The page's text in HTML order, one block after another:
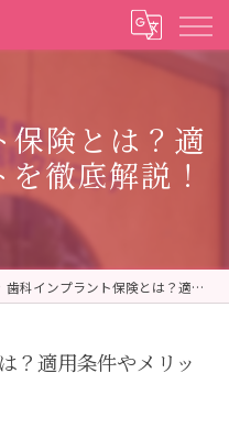
保険とは？適
徹底解説！
歯科インプラント保険とは？適用条件やメリットを徹底解説！
？適用条件やメリッ